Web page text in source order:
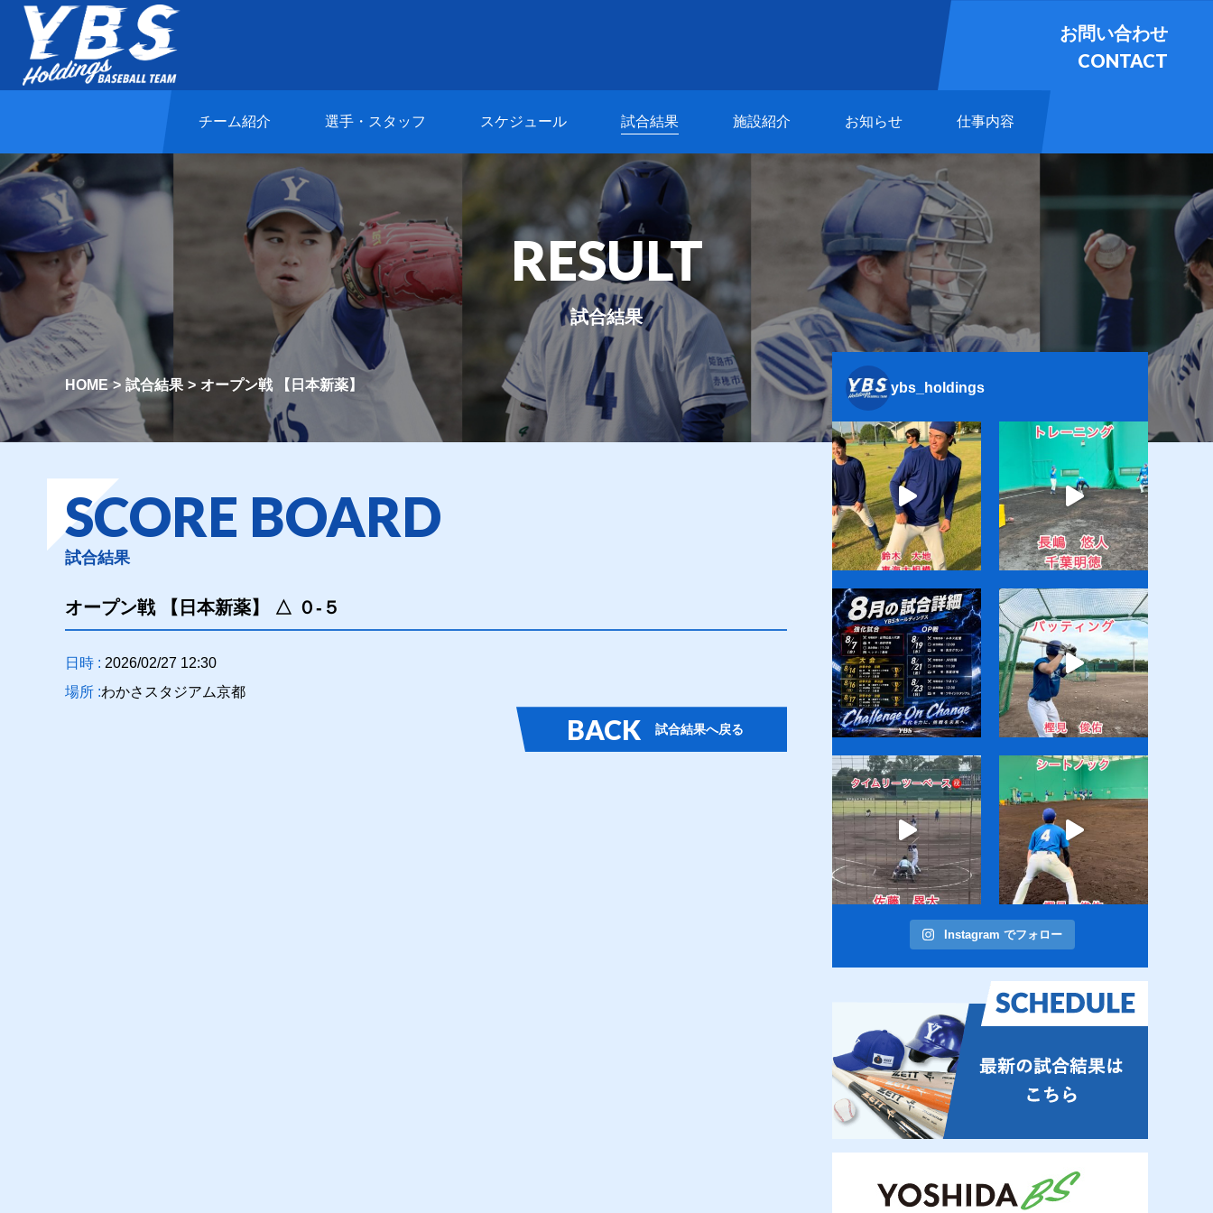
お問い合わせ
CONTACT
チーム紹介 選手・スタッフ スケジュール 試合結果 施設紹介 お知らせ 仕事内容
RESULT
試合結果
HOME 試合結果 オープン戦 【日本新薬】
SCORE BOARD
試合結果
オープン戦 【日本新薬】 △ ０-５
日時 : 2026/02/27 12:30
場所 :わかさスタジアム京都
BACK 試合結果へ戻る
ybs_holdings
Instagram でフォロー